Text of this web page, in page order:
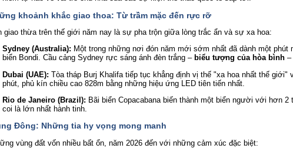
khoảnh khắc giao thoa: Từ trầm mặc đến rực rỡ
giao thừa trên thế giới năm nay là sự pha trộn giữa lòng trắc ẩn và sự xa hoa:
Sydney (Australia): Một trong những nơi đón năm mới sớm nhất đã dành một phút
biển Bondi. Cầu cảng Sydney rực sáng ánh đèn trắng – biểu tượng của hòa bình –
Dubai (UAE): Tòa tháp Burj Khalifa tiếp tục khẳng định vị thế "xa hoa nhất thế giới"
phút, phủ kín chiều cao 828m bằng những hiệu ứng LED tiên tiến nhất.
Rio de Janeiro (Brazil): Bãi biển Copacabana biến thành một biển người với hơn
coi là lớn nhất hành tinh.
Đông: Những tia hy vọng mong manh
vùng đất vốn nhiều bất ổn, năm 2026 đến với những cảm xúc đặc biệt: